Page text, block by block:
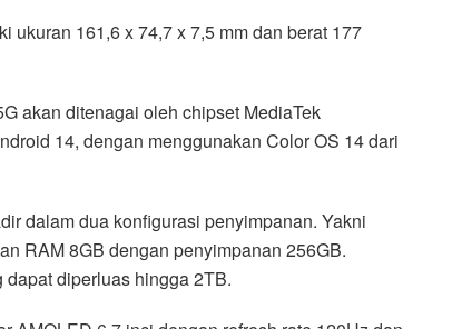
ukuran 161,6 x 74,7 x 7,5 mm dan berat 177
akan ditenagai oleh chipset MediaTek
14, dengan menggunakan Color OS 14 dari
dalam dua konfigurasi penyimpanan. Yakni
RAM 8GB dengan penyimpanan 256GB.
diperluas hingga 2TB.